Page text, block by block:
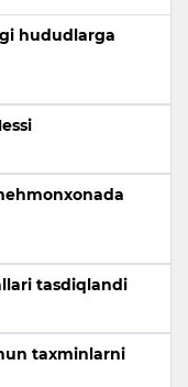
hududlarga
tasdiqlandi
taxminlarni